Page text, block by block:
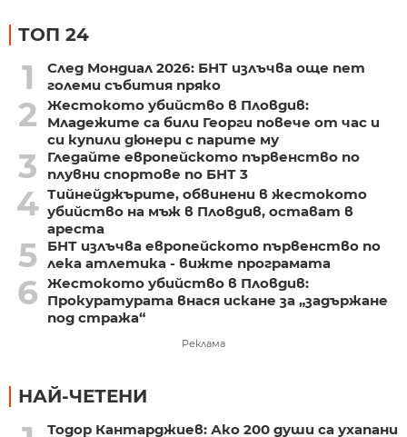
ТОП 24
1
След Мондиал 2026: БНТ излъчва още пет
големи събития пряко
2
Жестокото убийство в Пловдив:
Младежите са били Георги повече от час и
си купили дюнери с парите му
3
Гледайте европейското първенство по
плувни спортове по БНТ 3
4 Тийнейджърите, обвинени в жестокото
убийство на мъж в Пловдив, остават в
ареста
5
БНТ излъчва европейското първенство по
лека атлетика - вижте програмата
6 Жестокото убийство в Пловдив:
Прокуратурата внася искане за „задържане
под стража“
Реклама
НАЙ-ЧЕТЕНИ
Тодор Кантарджиев: Ако 200 души са ухапани